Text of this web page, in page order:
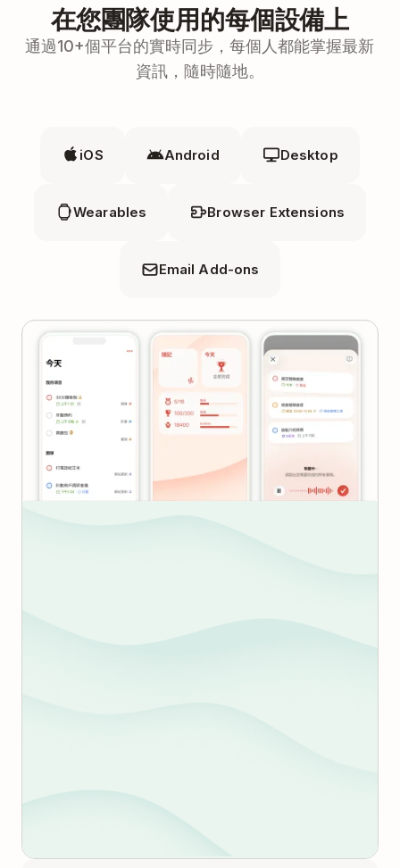
在您團隊使用的每個設備上
通過10+個平台的實時同步，每個人都能掌握最新
資訊，隨時隨地。
iOS Android Desktop
Wearables Browser Extensions
Email Add-ons